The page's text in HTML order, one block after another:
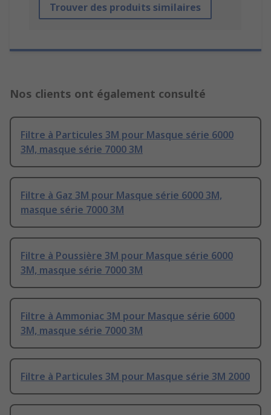
Trouver des produits similaires
Nos clients ont également consulté
Filtre à Particules 3M pour Masque série 6000
3M, masque série 7000 3M
Filtre à Gaz 3M pour Masque série 6000 3M,
masque série 7000 3M
Filtre à Poussière 3M pour Masque série 6000
3M, masque série 7000 3M
Filtre à Ammoniac 3M pour Masque série 6000
3M, masque série 7000 3M
Filtre à Particules 3M pour Masque série 3M 2000